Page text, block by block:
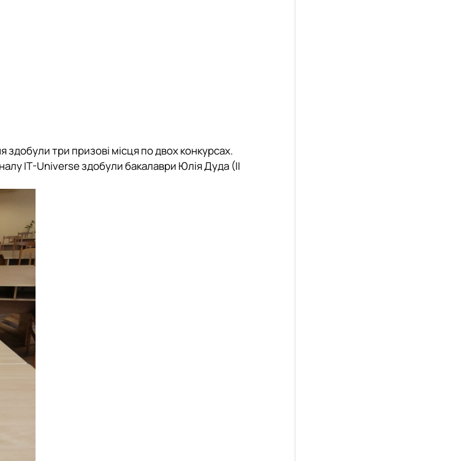
здобулитри призові місця по двох конкурсах.
IT-Universe здобули бакалаври Юлія Дуда (ІІ